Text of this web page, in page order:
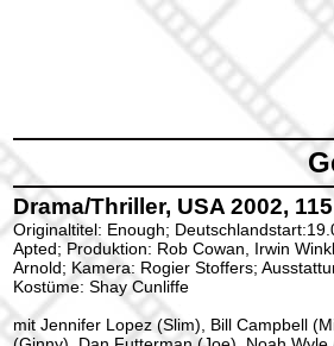
Drama/Thriller, USA 2002,
Originaltitel: Enough;
Apted; Produktion: Rob Cowan, Irwin
Arnold; Kamera: Rogier Stoffers;
Kostüme: Shay Cunliffe
mit Jennifer Lopez (Slim), Bill Campbell